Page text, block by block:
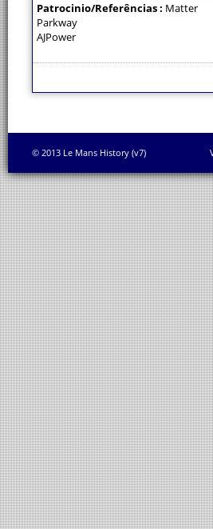
Patrocinio/Referências : Matter
Parkway
AJPower
© 2013 Le Mans History (v7)